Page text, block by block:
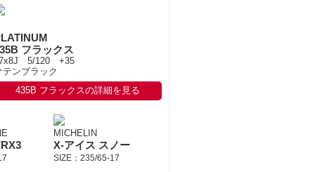
フラックス
5/120 +35
テンブラック
435B フラックスの詳細を見る
MICHELIN
X-アイス スノー
SIZE：235/65-17